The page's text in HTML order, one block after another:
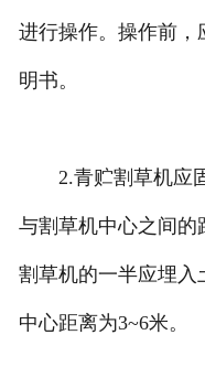
进行操作。操作前，
明书。
2.青贮割草机应固
与割草机中心之间的
割草机的一半应埋入
中心距离为3~6米。